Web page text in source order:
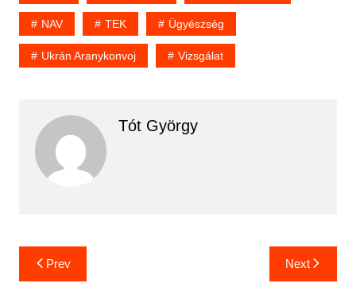
NAV TEK Ügyészség
Ukrán Aranykonvoj Vizsgálat
Tót György
Bejegyzés
Prev Next